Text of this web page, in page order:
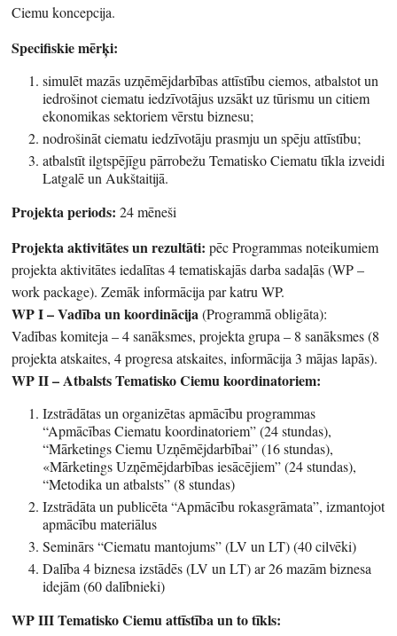
Ciemu koncepcija.
Specifiskie mērķi:
simulēt mazās uzņēmējdarbības attīstību ciemos, atbalstot un
iedrošinot ciematu iedzīvotājus uzsākt uz tūrismu un citiem
ekonomikas sektoriem vērstu biznesu;
nodrošināt ciematu iedzīvotāju prasmju un spēju attīstību;
atbalstīt ilgtspējīgu pārrobežu Tematisko Ciematu tīkla izveidi
Latgalē un Aukštaitijā.
Projekta periods: 24 mēneši
Projekta aktivitātes un rezultāti:pēc Programmas noteikumiem
projekta aktivitātes iedalītas 4 tematiskajās darba sadaļās (WP –
work package). Zemāk informācija par katru WP.
WP I – Vadība un koordinācija(Programmā obligāta):
Vadības komiteja – 4 sanāksmes, projekta grupa – 8 sanāksmes (8
projekta atskaites, 4 progresa atskaites, informācija 3 mājas lapās).
WP II – Atbalsts Tematisko Ciemu koordinatoriem:
Izstrādātas un organizētas apmācību programmas
“Apmācības Ciematu koordinatoriem” (24 stundas),
“Mārketings Ciemu Uzņēmējdarbībai” (16 stundas),
«Mārketings Uzņēmējdarbības iesācējiem” (24 stundas),
“Metodika un atbalsts” (8 stundas)
Izstrādāta un publicēta “Apmācību rokasgrāmata”, izmantojot
apmācību materiālus
Seminārs “Ciematu mantojums” (LV un LT) (40 cilvēki)
Dalība 4 biznesa izstādēs (LV un LT) ar 26 mazām biznesa
idejām (60 dalībnieki)
WP III Tematisko Ciemu attīstība un to tīkls: